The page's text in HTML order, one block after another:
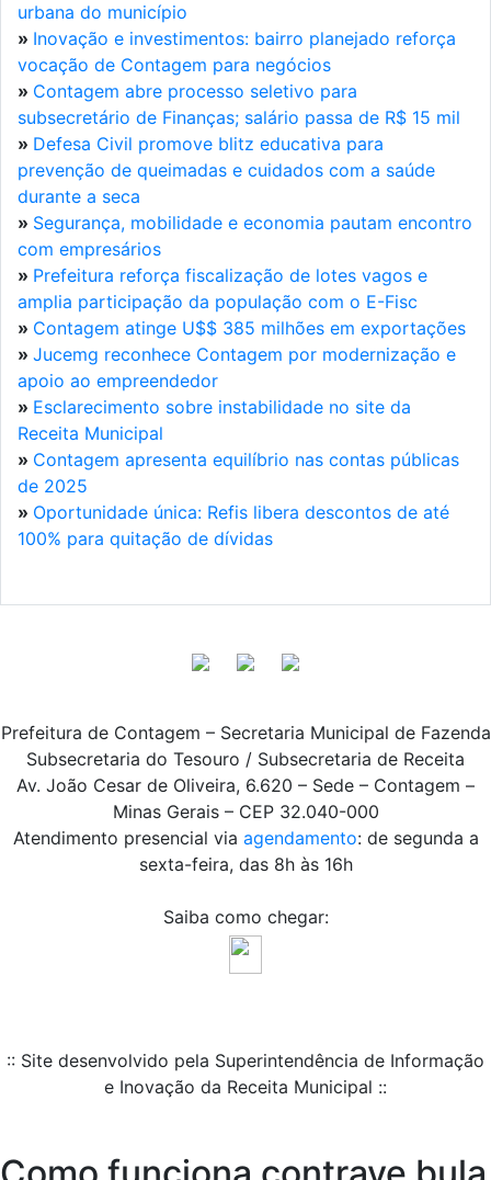
urbana do município
» Inovação e investimentos: bairro planejado reforça
vocação de Contagem para negócios
» Contagem abre processo seletivo para
subsecretário de Finanças; salário passa de R$ 15 mil
» Defesa Civil promove blitz educativa para
prevenção de queimadas e cuidados com a saúde
durante a seca
» Segurança, mobilidade e economia pautam encontro
com empresários
» Prefeitura reforça fiscalização de lotes vagos e
amplia participação da população com o E-Fisc
» Contagem atinge U$$ 385 milhões em exportações
» Jucemg reconhece Contagem por modernização e
apoio ao empreendedor
» Esclarecimento sobre instabilidade no site da
Receita Municipal
» Contagem apresenta equilíbrio nas contas públicas
de 2025
» Oportunidade única: Refis libera descontos de até
100% para quitação de dívidas
Prefeitura de Contagem – Secretaria Municipal de Fazenda
Subsecretaria do Tesouro / Subsecretaria de Receita
Av. João Cesar de Oliveira, 6.620 – Sede – Contagem –
Minas Gerais – CEP 32.040-000
Atendimento presencial via agendamento: de segunda a
sexta-feira, das 8h às 16h
Saiba como chegar:
:: Site desenvolvido pela Superintendência de Informação
e Inovação da Receita Municipal ::